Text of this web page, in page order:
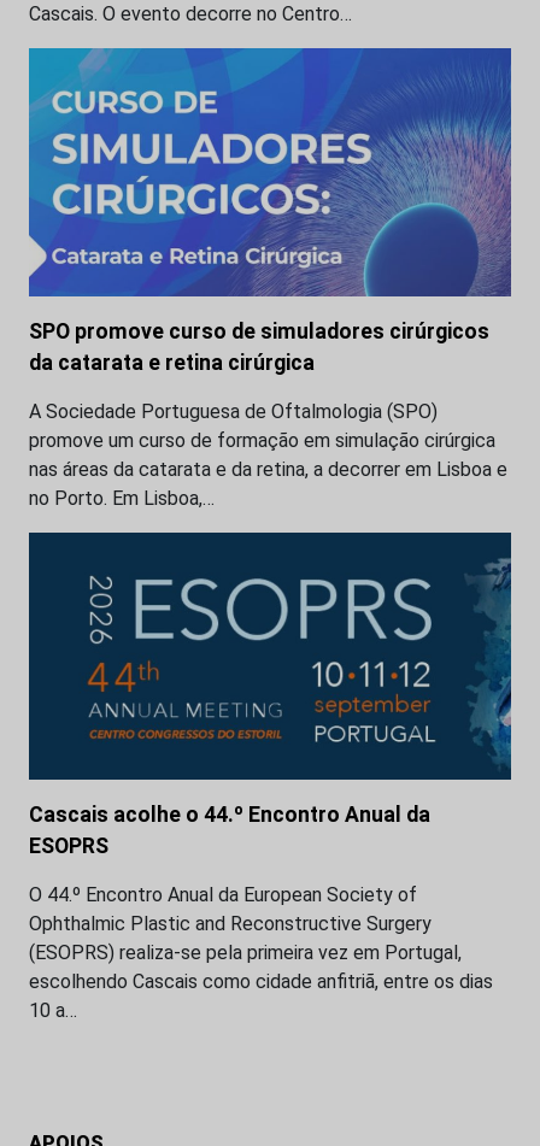
Cascais. O evento decorre no Centro…
SPO promove curso de simuladores cirúrgicos
da catarata e retina cirúrgica
A Sociedade Portuguesa de Oftalmologia (SPO)
promove um curso de formação em simulação cirúrgica
nas áreas da catarata e da retina, a decorrer em Lisboa e
no Porto. Em Lisboa,…
Cascais acolhe o 44.º Encontro Anual da
ESOPRS
O 44.º Encontro Anual da European Society of
Ophthalmic Plastic and Reconstructive Surgery
(ESOPRS) realiza-se pela primeira vez em Portugal,
escolhendo Cascais como cidade anfitriã, entre os dias
10 a…